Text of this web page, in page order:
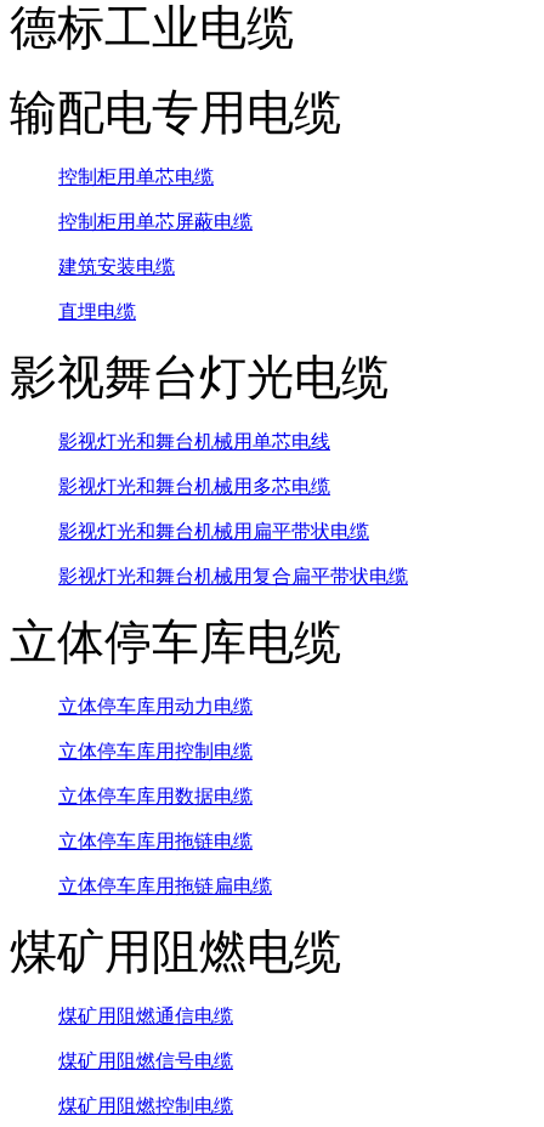
德标工业电缆
输配电专用电缆
控制柜用单芯电缆
控制柜用单芯屏蔽电缆
建筑安装电缆
直埋电缆
影视舞台灯光电缆
影视灯光和舞台机械用单芯电线
影视灯光和舞台机械用多芯电缆
影视灯光和舞台机械用扁平带状电缆
影视灯光和舞台机械用复合扁平带状电缆
立体停车库电缆
立体停车库用动力电缆
立体停车库用控制电缆
立体停车库用数据电缆
立体停车库用拖链电缆
立体停车库用拖链扁电缆
煤矿用阻燃电缆
煤矿用阻燃通信电缆
煤矿用阻燃信号电缆
煤矿用阻燃控制电缆